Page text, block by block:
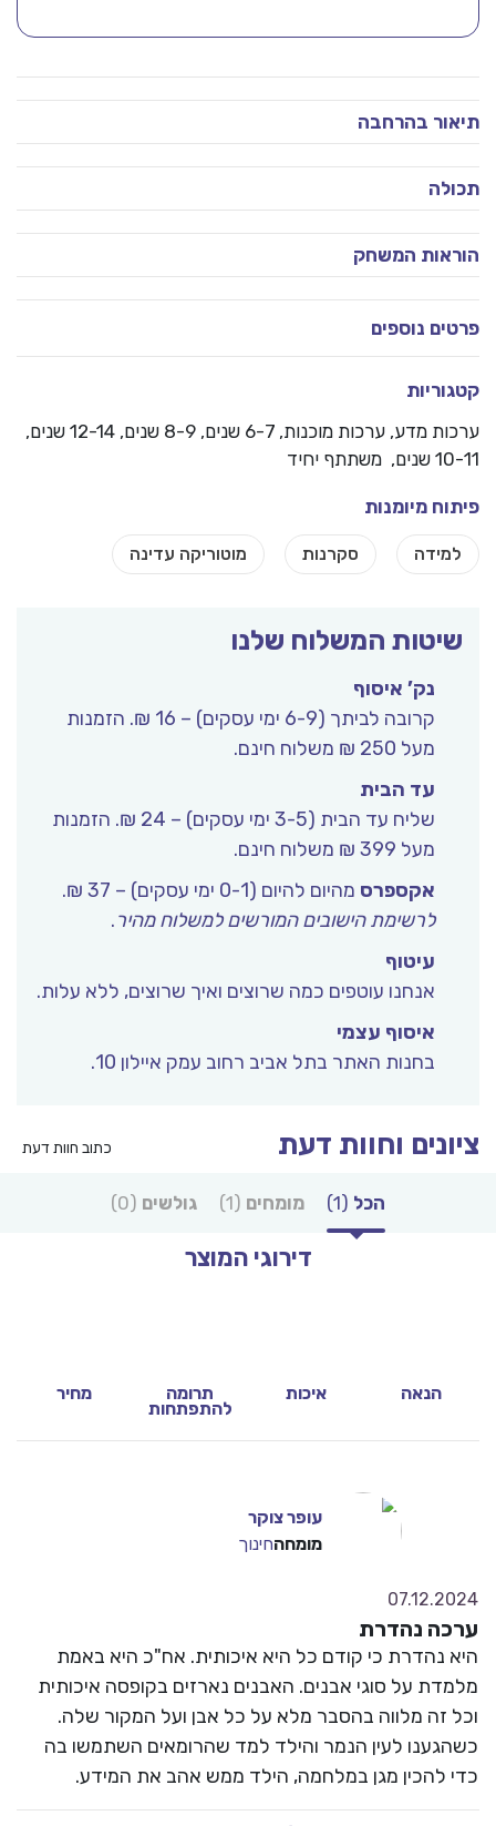
בהרחבה
המשחק
נוספים
מדע, ערכות מוכנות
, 6-7 שנים, 8-9 שנים, 12-14 שנים,
יחיד
מיומנות
המשלוח שלנו
נק’ איסוף
קרובה לביתך (6-9 ימי עסקים) – 16 ₪. הזמנות
עד הבית
שליח עד הבית (3-5 ימי עסקים) – 24 ₪. הזמנות
אקספרסמהיום להיום (0-1 ימי עסקים) – 37 ₪.
לרשימת הישובים המורשים למשלוח מהיר.
עיטוף
אנחנו עוטפים כמה שרוצים ואיך שרוצים, ללא עלות.
איסוף עצמי
בחנות האתר בתל אביב רחוב עמק איילון 10.
וחוות דעת כתוב חוות דעת
(1) מומחים (1) גולשים (0)
דירוגי המוצר
תרומה
להתפתחות
עופר צוקר
מומחהחינוך
נהדרת
נהדרת כי קודם כל היא איכותית. אח"כ היא באמת
על סוגי אבנים. האבנים נארזים בקופסה איכותית
זה מלווה בהסבר מלא על כל אבן ועל המקור שלה.
לעין הנמר והילד למד שהרומאים השתמשו בה
להכין מגן במלחמה, הילד ממש אהב את המידע.